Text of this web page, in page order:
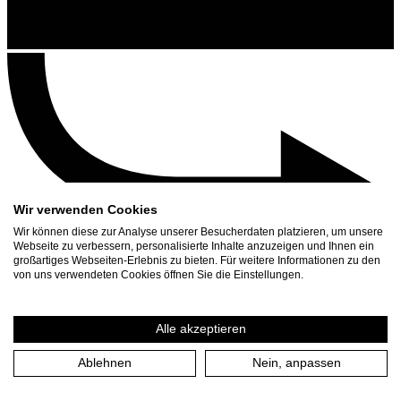
Contact
Press Download
Wir verwenden Cookies
Wir können diese zur Analyse unserer Besucherdaten platzieren, um unsere
Webseite zu verbessern, personalisierte Inhalte anzuzeigen und Ihnen ein
großartiges Webseiten-Erlebnis zu bieten. Für weitere Informationen zu den
von uns verwendeten Cookies öffnen Sie die Einstellungen.
Alle akzeptieren
Ablehnen Nein, anpassen